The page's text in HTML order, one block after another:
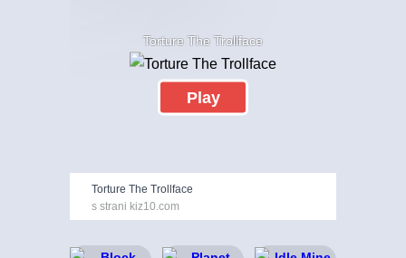
Torture The Trollface
Play
Torture The Trollface
s strani kiz10.com